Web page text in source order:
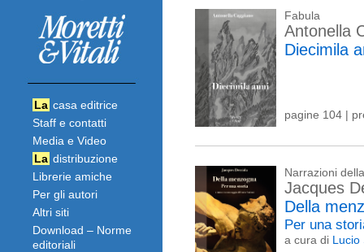
La casa editrice
Staff e contatti
Media e Video
La distribuzione
Librerie amiche
Per gli autori
Altri siti
Download – Norme
editoriali
Fabula
Antonella
Diecimila
pagine 104 |
Narrazioni
Jacques
Della
Per una
a cura di Lucio